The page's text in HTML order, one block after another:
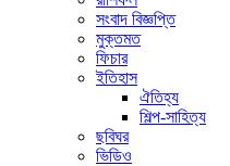
সংবাদ বিজ্ঞপ্তি
মুক্তমত
ফিচার
ইতিহাস
ঐতিহ্য
শিল্প-সাহিত্য
ছবিঘর
ভিডিও